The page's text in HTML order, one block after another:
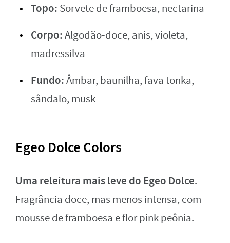
Topo: Sorvete de framboesa, nectarina
Corpo:Algodão-doce, anis, violeta,
madressilva
Fundo:Âmbar, baunilha, fava tonka,
sândalo, musk
Egeo Dolce Colors
Uma releitura mais leve do Egeo Dolce.
Fragrância doce, mas menos intensa, com
mousse de framboesa e flor pink peônia.